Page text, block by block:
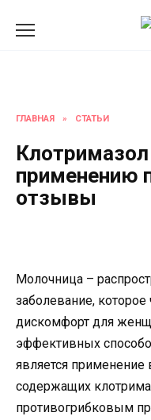
ГЛАВНАЯ » СТАТЬИ
применению
отзывы
Молочница –
заболевание,
дискомфорт для
эффективных
является применение
содержащих
противогрибковым